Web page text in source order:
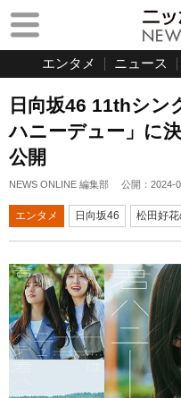
エンタメ ニュース
日向坂46 11thシン
ハニーデュー」に
公開
NEWS ONLINE 編集部 公開： 2024-
エンタメ 日向坂46 松田好